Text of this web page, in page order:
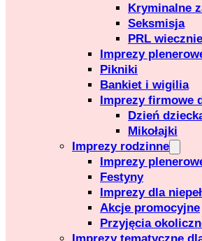
Kryminalne
Seksmisja
PRL
Imprezy
Pikniki
Bankiet i wigilia
Imprezy firmowe
Dzień
Mikołajki
Imprezy rodzinne
Imprezy
Festyny
Imprezy dla
Akcje promocyjne
Przyjęcia